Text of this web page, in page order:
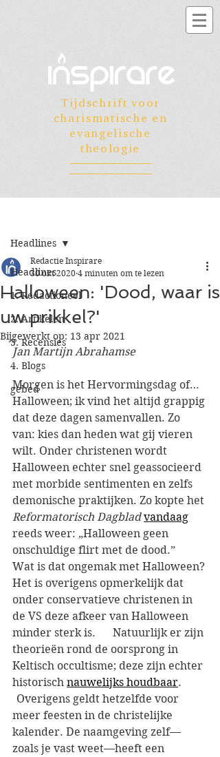
Tijdschrift voor
charismatische en
evangelische
theologie
Headlines
1. Redactioneel
2. Artikelen
3. Recensies
4. Blogs
gebed
Headlines
Halloween: 'Dood, waar is
uw prikkel?'
Redactie Inspirare
30 okt 2020 4 minuten om te lezen
Bijgewerkt op: 13 apr 2021
Jan Martijn Abrahamse
Morgen is het Hervormingsdag of…
Halloween; ik vind het altijd grappig
dat deze dagen samenvallen. Zo
van: kies dan heden wat gij vieren
wilt. Onder christenen wordt
Halloween echter snel geassocieerd
met morbide sentimenten en zelfs
demonische praktijken. Zo kopte het
Reformatorisch Dagblad vandaag
reeds weer: „Halloween geen
onschuldige flirt met de dood.”
Wat is dat ongemak met Halloween?
Het is overigens opmerkelijk dat
onder conservatieve christenen in
de VS deze afkeer van Halloween
minder sterk is.
Natuurlijk er zijn
theorieën rond de oorsprong in
Keltisch occultisme; deze zijn echter
historisch nauwelijks houdbaar.
Overigens geldt hetzelfde voor
meer feesten in de christelijke
kalender. De naamgeving zelf—
zoals je vast weet—heeft een